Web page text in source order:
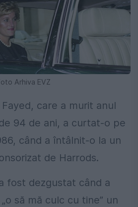
Arhiva EVZ
care a murit anul
94 de ani, a curtat-o pe
când a întâlnit-o la un
de Harrods.
fost dezgustat când a
să mă culc cu tine” un